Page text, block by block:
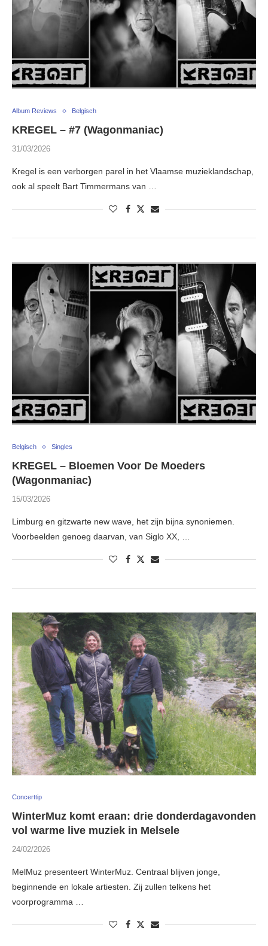
Album Reviews Belgisch
KREGEL – #7 (Wagonmaniac)
31/03/2026
Kregel is een verborgen parel in het Vlaamse muzieklandschap,
ook al speelt Bart Timmermans van …
Belgisch Singles
KREGEL – Bloemen Voor De Moeders
(Wagonmaniac)
15/03/2026
Limburg en gitzwarte new wave, het zijn bijna synoniemen.
Voorbeelden genoeg daarvan, van Siglo XX, …
Concerttip
WinterMuz komt eraan: drie donderdagavonden
vol warme live muziek in Melsele
24/02/2026
MelMuz presenteert WinterMuz. Centraal blijven jonge,
beginnende en lokale artiesten. Zij zullen telkens het
voorprogramma …